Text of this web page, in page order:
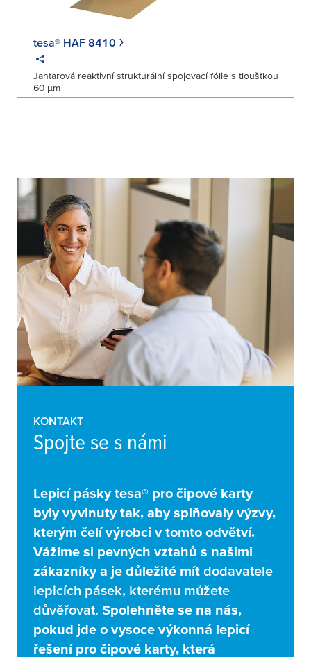
tesa® HAF 8410
Jantarová reaktivní strukturální spojovací fólie s tloušťkou
60 µm
KONTAKT
Spojte se s námi
Lepicí páskytesa® pro čipové karty
byly vyvinuty tak, aby splňovaly výzvy,
kterým čelí výrobci v tomto odvětví.
Vážíme si pevných vztahů s našimi
zákazníky a je důležité mít dodavatele
lepicích pásek, kterému můžete
důvěřovat. Spolehněte se na nás,
pokud jde o vysoce výkonná lepicí
řešení pro čipové karty, která